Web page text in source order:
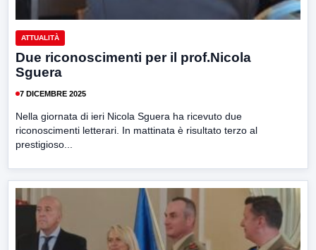
ATTUALITÀ
Due riconoscimenti per il prof.Nicola
Sguera
7 DICEMBRE 2025
Nella giornata di ieri Nicola Sguera ha ricevuto due
riconoscimenti letterari. In mattinata è risultato terzo al
prestigioso...